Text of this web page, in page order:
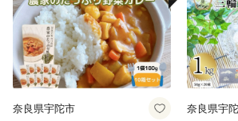
奈良県宇陀市 奈良県宇